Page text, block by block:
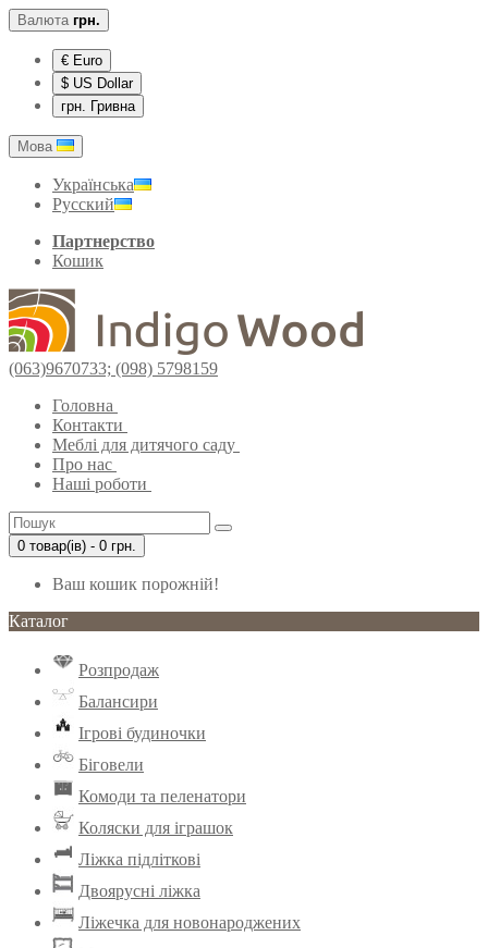
Валюта грн.
€ Euro
$ US Dollar
грн. Гривна
Мова
Українська
Русский
Партнерство
Кошик
(063)9670733; (098) 5798159
Головна
Контакти
Меблі для дитячого саду
Про нас
Наші роботи
0 товар(ів) - 0 грн.
Ваш кошик порожній!
Каталог
Розпродаж
Балансири
Ігрові будиночки
Біговели
Комоди та пеленатори
Коляски для іграшок
Ліжка підліткові
Двоярусні ліжка
Ліжечка для новонароджених